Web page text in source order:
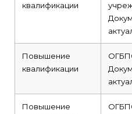
квалификации
Повышение
квалификации
Повышение